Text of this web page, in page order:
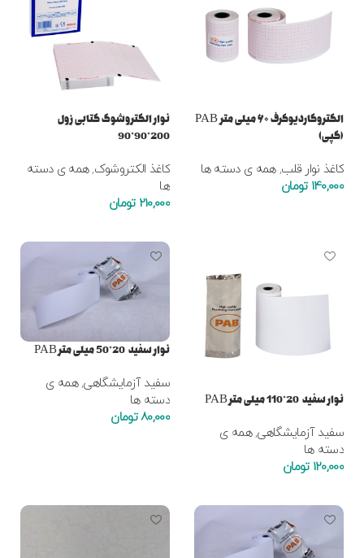
الکتروکاردیوگرف ۶۰ میلی متر PAB
(کپی)
کاغذ نوار قلب,همه ی دسته ها
140,000 تومان
نوار الکتروشوک کتابی زول
200*90*90
کاغذ الکتروشوک,همه ی دسته
ها
210,000 تومان
نوار سفید 20*110 میلی متر PAB
سفید آزمایشگاهی,همه ی
دسته ها
120,000 تومان
نوار سفید 20*50 میلی متر PAB
سفید آزمایشگاهی,همه ی
دسته ها
80,000 تومان